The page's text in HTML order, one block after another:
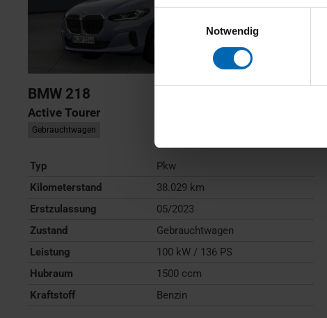
Notwendig
BMW 218
Active Tourer
Gebrauchtwagen
Typ
Pkw
Kilometerstand
38.029 km
Erstzulassung
05/2023
Zustand
Gebrauchtwagen
Leistung
100 kW / 136 PS
Hubraum
1500 ccm
Kraftstoff
Benzin